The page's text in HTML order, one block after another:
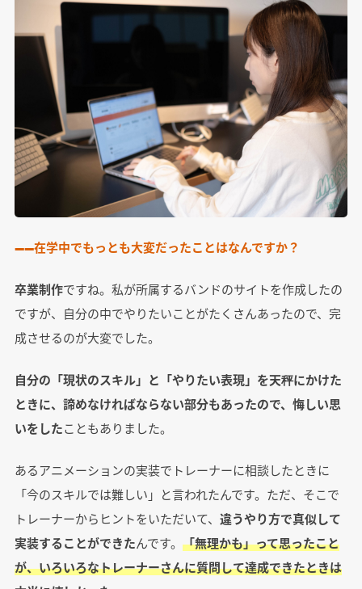
――在学中でもっとも大変だったことはなんですか？
卒業制作ですね。私が所属するバンドのサイトを作成したの
ですが、自分の中でやりたいことがたくさんあったので、完
成させるのが大変でした。
自分の「現状のスキル」と「やりたい表現」を天秤にかけた
ときに、諦めなければならない部分もあったので、悔しい思
いをしたこともありました。
あるアニメーションの実装でトレーナーに相談したときに
「今のスキルでは難しい」と言われたんです。ただ、そこで
トレーナーからヒントをいただいて、 違うやり方で真似して
実装することができたんです。 「無理かも」って思ったこと
が、いろいろなトレーナーさんに質問して達成できたときは